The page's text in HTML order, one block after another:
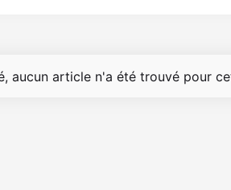
aucun article n'a été trouvé pour